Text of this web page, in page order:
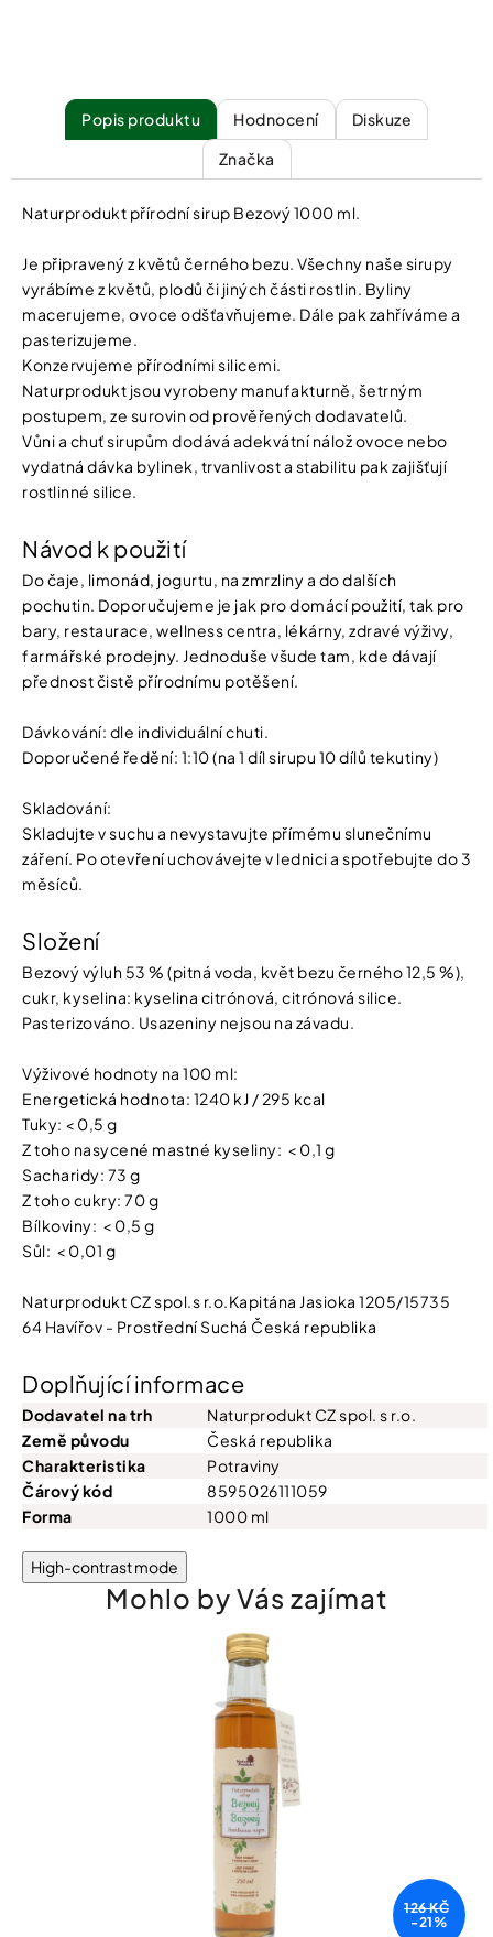
Popis Hodnocení
Diskuze
Značka
Naturprodukt přírodní sirup Bezový 1000 ml.
Je připravený z květů černého bezu. Všechny naše sirupy
vyrábíme z květů, plodů či jiných části rostlin. Byliny
macerujeme, ovoce odšťavňujeme. Dále pak zahříváme a
pasterizujeme.
Konzervujeme přírodními silicemi.
Naturprodukt jsou vyrobeny manufakturně, šetrným
postupem, ze surovin od prověřených dodavatelů.
Vůni a chuť sirupům dodává adekvátní nálož ovoce nebo
vydatná dávka bylinek, trvanlivost a stabilitu pak zajišťují
rostlinné silice.
Návod k použití
Do čaje, limonád, jogurtu, na zmrzliny a do dalších
pochutin. Doporučujeme je jak pro domácí použití, tak pro
bary, restaurace, wellness centra, lékárny, zdravé výživy,
farmářské prodejny. Jednoduše všude tam, kde dávají
přednost čistě přírodnímu potěšení.
Dávkování: dle individuální chuti.
Doporučené ředění: 1:10 (na 1 díl sirupu 10 dílů tekutiny)
Skladování:
Skladujte v suchu a nevystavujte přímému slunečnímu
záření. Po otevření uchovávejte v lednici a spotřebujte do 3
měsíců.
Složení
Bezový výluh 53 % (pitná voda, květ bezu černého 12,5 %),
cukr, kyselina: kyselina citrónová, citrónová silice.
Pasterizováno. Usazeniny nejsou na závadu.
Výživové hodnoty na 100 ml:
Energetická hodnota: 1240 kJ / 295 kcal
Tuky: < 0,5 g
Z toho nasycené mastné kyseliny: < 0,1 g
Sacharidy: 73 g
Z toho cukry: 70 g
Bílkoviny: < 0,5 g
Sůl: < 0,01 g
Naturprodukt CZ spol.s r.o.Kapitána Jasioka 1205/15735
64 Havířov - Prostřední Suchá Česká republika
Doplňující informace
Dodavatel na trh
Naturprodukt CZ spol. s r.o.
Země původu
Česká republika
Charakteristika
Potraviny
Čárový kód
8595026111059
Forma
1000 ml
High-contrast mode
Mohlo by Vás zajímat
126 KČ
-21%